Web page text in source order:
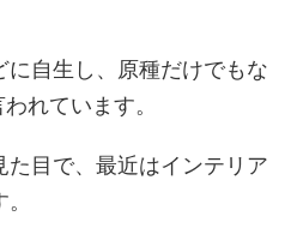
自生し、原種だけでもな
れています。
目で、最近はインテリア